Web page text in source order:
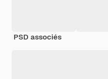
PSD associés